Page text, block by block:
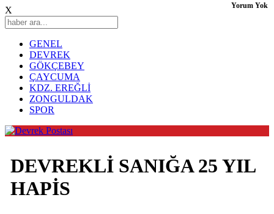
X
GENEL
DEVREK
GÖKÇEBEY
ÇAYCUMA
KDZ. EREĞLİ
ZONGULDAK
SPOR
DEVREKLİ SANIĞA 25 YIL
HAPİS
Yorum Yok